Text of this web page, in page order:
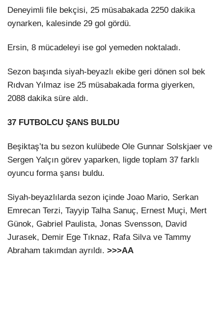
Deneyimli file bekçisi, 25 müsabakada 2250 dakika
oynarken, kalesinde 29 gol gördü.
Ersin, 8 mücadeleyi ise gol yemeden noktaladı.
Sezon başında siyah-beyazlı ekibe geri dönen sol bek
Rıdvan Yılmaz ise 25 müsabakada forma giyerken,
2088 dakika süre aldı.
37 FUTBOLCU ŞANS BULDU
Beşiktaş’ta bu sezon kulübede Ole Gunnar Solskjaer ve
Sergen Yalçın görev yaparken, ligde toplam 37 farklı
oyuncu forma şansı buldu.
Siyah-beyazlılarda sezon içinde Joao Mario, Serkan
Emrecan Terzi, Tayyip Talha Sanuç, Ernest Muçi, Mert
Günok, Gabriel Paulista, Jonas Svensson, David
Jurasek, Demir Ege Tıknaz, Rafa Silva ve Tammy
Abraham takımdan ayrıldı. >>>AA